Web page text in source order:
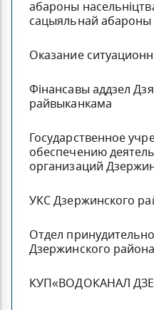
абароны
сацыяльнай абароны
Оказание
Фінансавы аддзел
райвыканкама
Государственное
обеспечению
организаций
УКС Дзержинского
Отдел
Дзержинского района
КУП«ВОДОКАНАЛ